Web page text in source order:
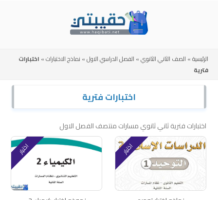
الرئيسية» الصف الثاني الثانوي» الفصل الدراسي الاول» نماذج الاختبارات» اختبارات
فترية
اختبارات فترية
اختبارات فترية ثاني ثانوي مسارات منتصف الفصل الاول
اختبار اختبار